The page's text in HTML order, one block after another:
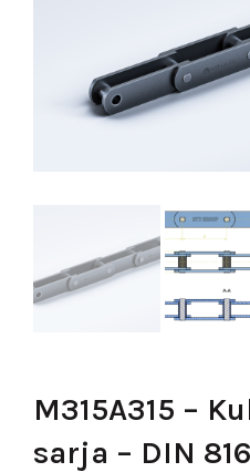
M315A315 –
sarja – DIN